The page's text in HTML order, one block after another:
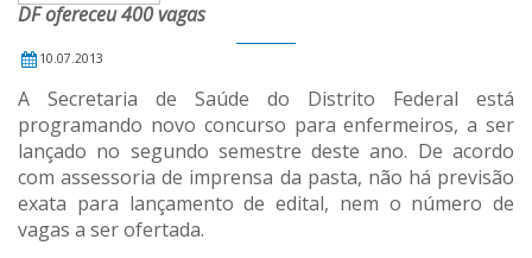
DF ofereceu 400 vagas
10.07.2013
A Secretaria de Saúde do Distrito Federal está
programando novo concurso para enfermeiros, a ser
lançado no segundo semestre deste ano. De acordo
com assessoria de imprensa da pasta, não há previsão
exata para lançamento de edital, nem o número de
vagas a ser ofertada.